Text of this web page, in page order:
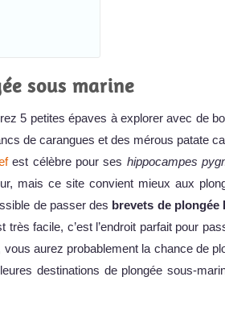
sous marine
5 petites épaves à explorer avec de
de carangues et des mérous patate
est célèbre pour ses hippocampes
mais ce site convient mieux aux
de passer des brevets de plongée
facile, c’est l’endroit parfait pour
aurez probablement la chance de
destinations de plongée sous-